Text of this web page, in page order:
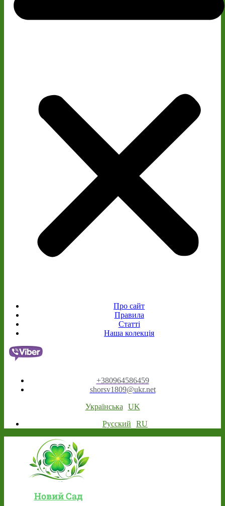
Про сайт
Правила
Статті
Наша колекція
+380964586459
shorsv1809@ukr.net
Українська
UK
Русский
RU
Новий Сад